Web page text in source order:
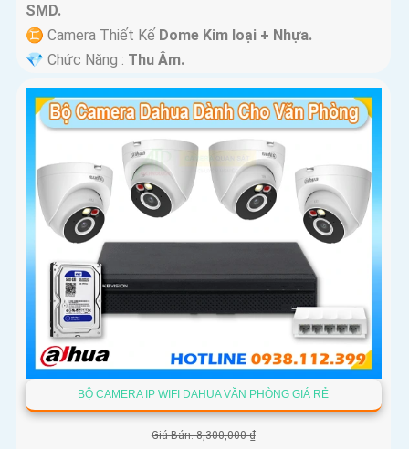
SMD.
♊ Camera Thiết Kế Dome Kim loại + Nhựa.
️💎 Chức Năng : Thu Âm.
BỘ CAMERA IP WIFI DAHUA VĂN PHÒNG GIÁ RẺ
Giá Bán: 8,300,000 ₫